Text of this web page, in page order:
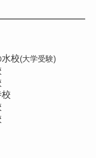
水校(大学受験)